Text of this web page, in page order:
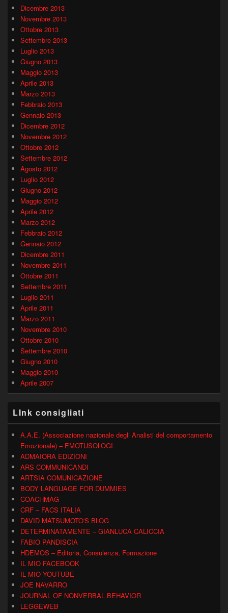
Dicembre 2013
Novembre 2013
Ottobre 2013
Settembre 2013
Luglio 2013
Giugno 2013
Maggio 2013
Aprile 2013
Marzo 2013
Febbraio 2013
Gennaio 2013
Dicembre 2012
Novembre 2012
Ottobre 2012
Settembre 2012
Agosto 2012
Luglio 2012
Giugno 2012
Maggio 2012
Aprile 2012
Marzo 2012
Febbraio 2012
Gennaio 2012
Dicembre 2011
Novembre 2011
Ottobre 2011
Settembre 2011
Luglio 2011
Aprile 2011
Marzo 2011
Novembre 2010
Ottobre 2010
Settembre 2010
Giugno 2010
Maggio 2010
Aprile 2007
LInk consigliati
A.A.E. (Associazione nazionale degli Analisti del comportamento
Emozionale) – EMOTUSOLOGI
ADMAIORA EDIZIONI
ARS COMMUNICANDI
ARTSIA COMUNICAZIONE
BODY LANGUAGE FOR DUMMIES
COACHMAG
CRF – FACS ITALIA
DAVID MATSUMOTO'S BLOG
DETERMINATAMENTE – GIANLUCA CALICCIA
FABIO PANDISCIA
HDEMOS – Editoria, Consulenza, Formazione
IL MIO FACEBOOK
IL MIO YOUTUBE
JOE NAVARRO
JOURNAL OF NONVERBAL BEHAVIOR
LEGGEWEB